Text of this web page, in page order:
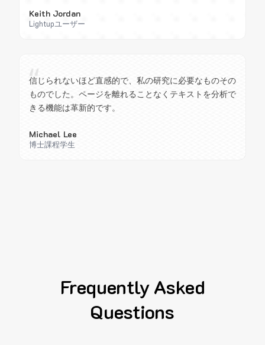
Keith Jordan
Lightupユーザー
“
信じられないほど直感的で、私の研究に必要なものその
ものでした。ページを離れることなくテキストを分析で
きる機能は革新的です。
Michael Lee
博士課程学生
Frequently Asked
Questions